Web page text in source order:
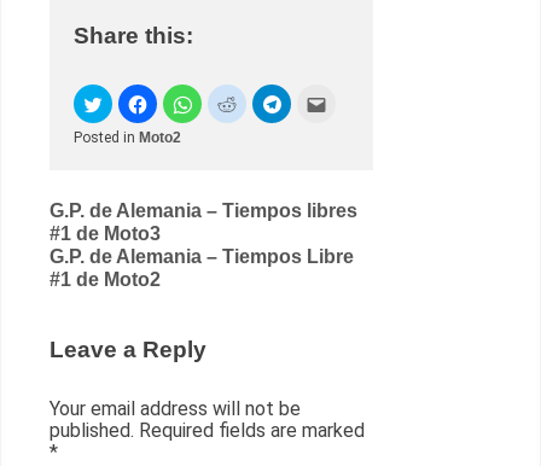
Share this:
Posted in Moto2
Post
navigation
G.P. de Alemania – Tiempos libres
#1 de Moto3
G.P. de Alemania – Tiempos Libre
#1 de Moto2
Leave a Reply
Your email address will not be
published. Required fields are marked
*